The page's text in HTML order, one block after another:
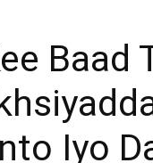
Baad
Iyo